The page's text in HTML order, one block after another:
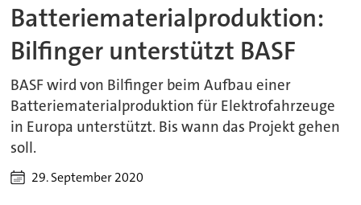
Batteriematerialproduktion:
Bilfinger unterstützt BASF
BASF wird von Bilfinger beim Aufbau einer
Batteriematerialproduktion für Elektrofahrzeuge
in Europa unterstützt. Bis wann das Projekt gehen
soll.
29. September 2020